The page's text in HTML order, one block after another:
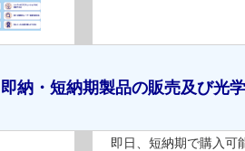
即納・短納期製品の販売及び光
即日、短納期で購入可